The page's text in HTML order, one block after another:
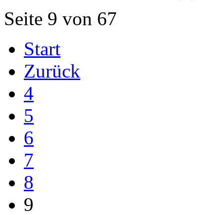
Seite 9 von 67
Start
Zurück
4
5
6
7
8
9